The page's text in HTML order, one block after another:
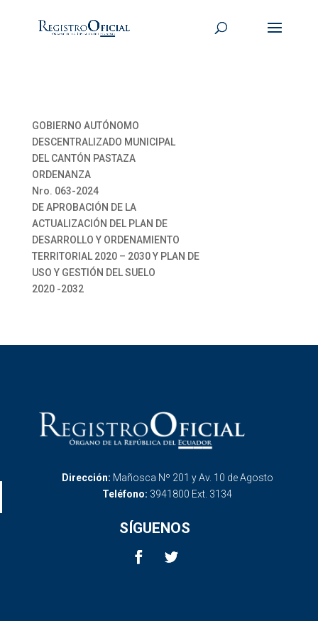
GOBIERNO AUTÓNOMO
DESCENTRALIZADO MUNICIPAL
DEL CANTÓN PASTAZA
ORDENANZA
Nro. 063-2024
DE APROBACIÓN DE LA
ACTUALIZACIÓN DEL PLAN DE
DESARROLLO Y ORDENAMIENTO
TERRITORIAL 2020 – 2030 Y PLAN DE
USO Y GESTIÓN DEL SUELO
2020 -2032
Dirección: Mañosca Nº 201 y Av. 10 de Agosto
Teléfono: 3941800 Ext. 3134
SÍGUENOS